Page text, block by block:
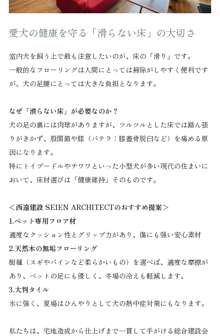
愛犬の健康を守る「滑らない床」の大切さ
室内犬を飼う上で最も注意したいのが、床の「滑り」です。
一般的なフローリングは人間にとっては掃除がしやすく便利です
が、犬の足腰にとっては大きな負担となります。
なぜ「滑らない床」が必要なのか？
犬の足の裏には肉球がありますが、ツルツルとした床では踏ん張
りがきかず、股関節や膝（パテラ：膝蓋骨脱臼など）を痛める原
因になります。
特にトイプードルやチワワといった小型犬が多い現代の住まいに
おいて、床材選びは「健康維持」そのものです。
＜西遠建設 SEIEN ARCHITECTのおすすめ提案＞
1.ペット専用フロア材
適度なクッション性とグリップ力があり、傷にも強い安心素材
2.天然木の無垢フローリング
樹種（スギやパインなど柔らかいもの）を選べば、適度な摩擦が
あり、ペットの足にも優しく、冬場の冷えも軽減します。
3.大判タイル
水に強く、夏場はひんやりとして犬の熱中症対策にもなります。
私たちは、宅地造成から仕上げまで一貫して手がける総合建設会